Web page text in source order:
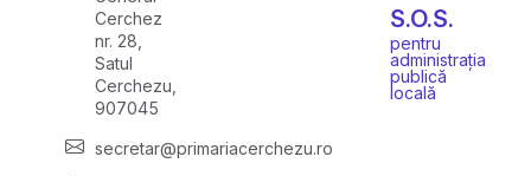
Cerchez
nr. 28,
Satul
Cerchezu,
907045
secretar@primariacerchezu.ro
S.O.S.
pentru
administrația
publică
locală